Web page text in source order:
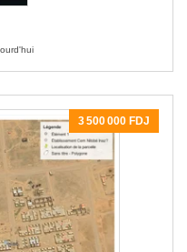
3 500 000 FDJ